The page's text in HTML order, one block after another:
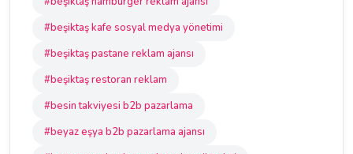
#beşiktaş kafe sosyal medya yönetimi
#beşiktaş pastane reklam ajansı
#beşiktaş restoran reklam
#besin takviyesi b2b pazarlama
#beyaz eşya b2b pazarlama ajansı